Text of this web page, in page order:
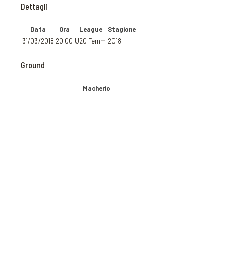
Dettagli
Data Ora League
Stagione
31/03/2018 20:00 U20 Femm 2018
Ground
Macherio